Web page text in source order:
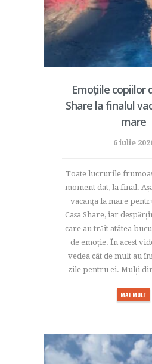
Emoțiile copiilor
Share la finalul
mare
6 iulie
Toate lucrurile
moment dat, la final.
vacanța la mare
Casa Share, iar
care au trăit atâtea
de emoție. În acest
vedea cât de mult au
zile pentru ei. Mulți
MAI MULT